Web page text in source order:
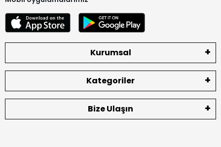
Kurumsal
Kategoriler
Bize Ulaşın